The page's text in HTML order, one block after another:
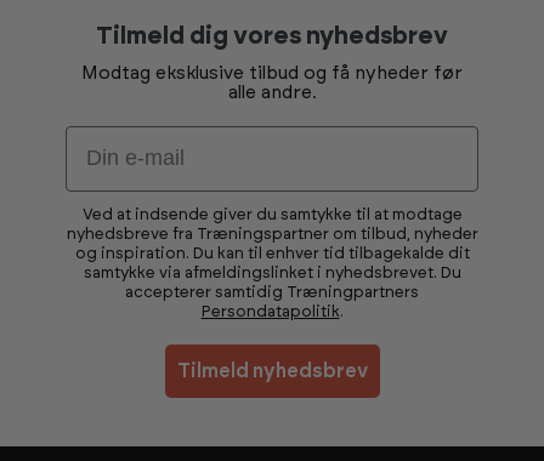
Tilmeld dig vores nyhedsbrev
Modtag eksklusive tilbud og få nyheder før
alle andre.
Email
Ved at indsende giver du samtykke til at modtage
nyhedsbreve fra Træningspartner om tilbud, nyheder
og inspiration. Du kan til enhver tid tilbagekalde dit
samtykke via afmeldingslinket i nyhedsbrevet. Du
accepterer samtidig Træningpartners
Persondatapolitik.
Tilmeld nyhedsbrev